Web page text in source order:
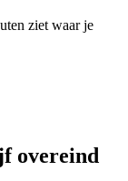
ziet waar je
overeind